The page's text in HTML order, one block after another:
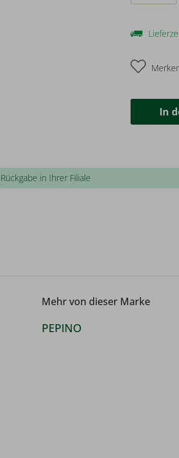
In
in Ihrer Filiale
Mehr von dieser Marke
PEPINO